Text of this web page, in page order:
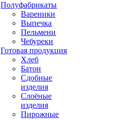
Полуфабрикаты
Вареники
Выпечка
Пельмени
Чебуреки
Готовая продукция
Хлеб
Батон
Сдобные
изделия
Слоёные
изделия
Пирожные